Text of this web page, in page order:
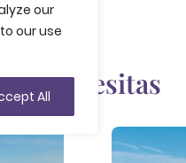
our
our use
Allnecesitas